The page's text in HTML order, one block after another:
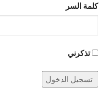
كلمة السر
تذكرني